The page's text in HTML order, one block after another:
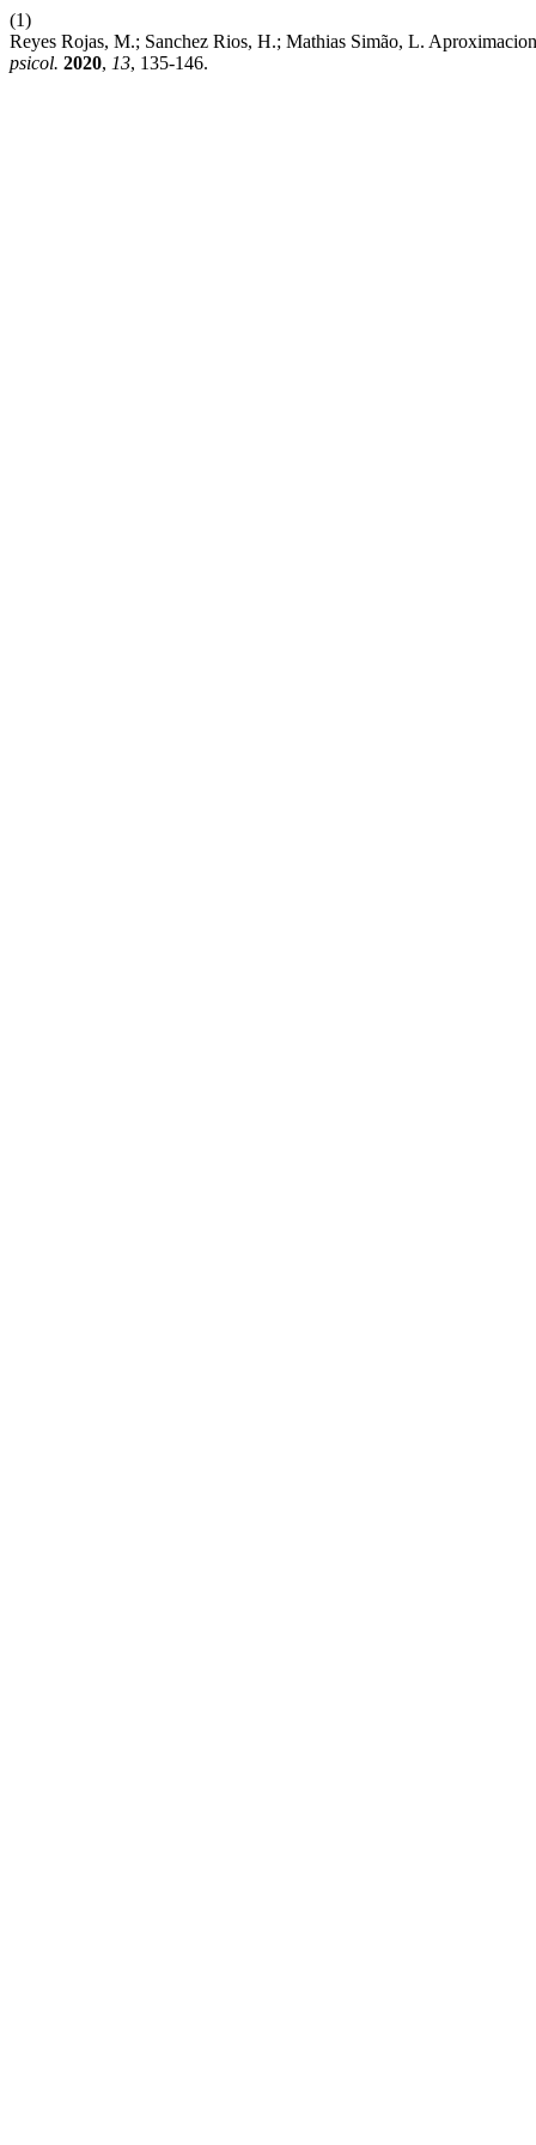
(1)
Reyes Rojas, M.; Sanchez Rios, H.; Mathias Simão, L.
psicol. 2020, 13, 135-146.